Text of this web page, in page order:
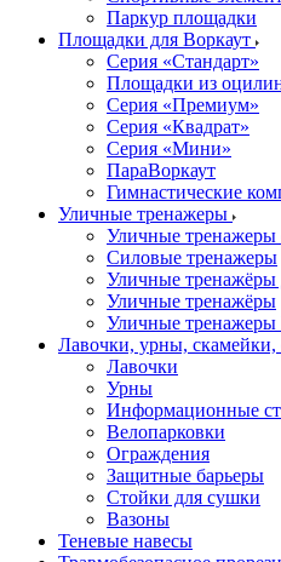
Паркур площадки
Площадки для Воркаут
Серия «Стандарт»
Площадки из
Серия «Премиум»
Серия «Квадрат»
Серия «Мини»
ПараВоркаут
Гимнастические
Уличные тренажеры
Уличные тренажеры
Силовые тренажеры
Уличные тренажёры
Уличные тренажёры
Уличные
Лавочки, урны, скамейки,
Лавочки
Урны
Информационные
Велопарковки
Ограждения
Защитные барьеры
Стойки для сушки
Вазоны
Теневые навесы